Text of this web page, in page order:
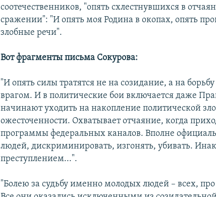
соотечественников, "опять схлестнувшихся в
сражении": "И опять моя Родина в окопах, опять
злобные речи".
Вот фрагменты письма Сокурова:
"И опять силы тратятся не на созидание, а на
врагом. И в политические бои включается даже
начинают уходить на накопление политической
ожесточенности. Охватывает отчаяние, когда
программы федеральных каналов. Вполне
людей, дискриминировать, изгонять, убивать.
преступлением...".
"Болею за судьбу именно молодых людей – всех,